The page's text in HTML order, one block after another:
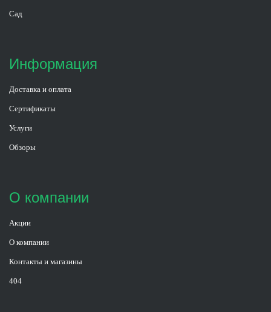
Сад
Информация
Доставка и оплата
Сертификаты
Услуги
Обзоры
О компании
Акции
О компании
Контакты и магазины
404